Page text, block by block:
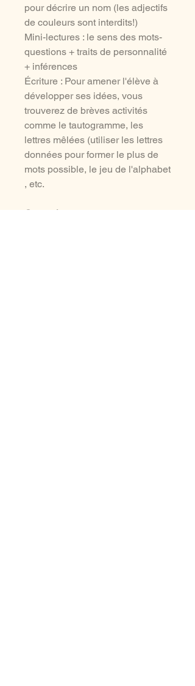
pour décrire un nom (les adjectifs
de couleurs sont interdits!)
Mini-lectures : le sens des mots-
questions + traits de personnalité
+ inférences
Écriture : Pour amener l'élève à
développer ses idées, vous
trouverez de brèves activités
comme le tautogramme, les
lettres mêlées (utiliser les lettres
données pour former le plus de
mots possible, le jeu de l'alphabet
, etc.
Correction